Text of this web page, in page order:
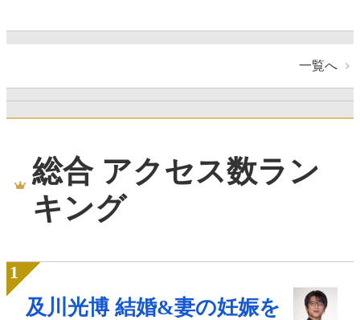
一覧へ
総合 アクセス数ラン
キング
及川光博 結婚&妻の妊娠を